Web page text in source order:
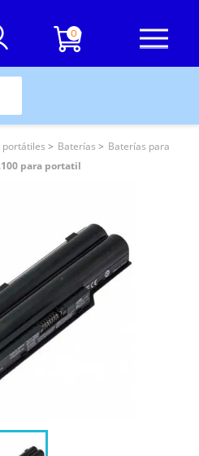
0
portátiles Baterías
Baterías para
para portatil